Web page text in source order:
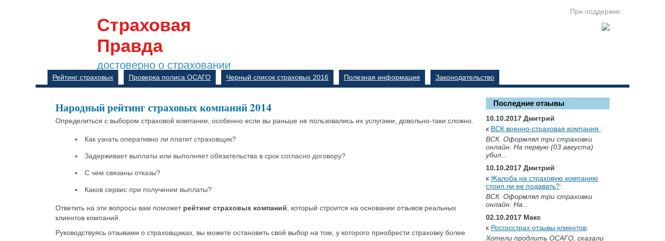
Страховая
Правда
достоверно о страховании
При поддержке:
Рейтинг страховых Проверка полиса ОСАГО Черный список страховых 2016 Полезная информация Законодательство
Последние отзывы
10.10.2017 Дмитрий
к ВСК военно-страховая компания :
ВСК. Оформлял три страховки
онлайн. На первую (03 августа)
убил...
10.10.2017 Дмитрий
к Жалоба на страховую компанию
стоил ли ее подавать?:
ВСК. Оформлял три страховки
онлайн. На...
02.10.2017 Макс
к Росгосстрах отзывы клиентов:
Хотели продлить ОСАГО, сказали
Народный рейтинг страховых компаний 2014
Определиться с выбором страховой компании, особенно если вы раньше не пользовались их услугами, довольно-таки сложно.
Как узнать оперативно ли платит страховщик?
Задерживает выплаты или выполняет обязательства в срок согласно договору?
С чем связаны отказы?
Каков сервис при получении выплаты?
Ответить на эти вопросы вам поможет рейтинг страховых компаний , который строится на основании отзывов реальных
клиентов компаний.
Руководствуясь отзывами о страховщиках, вы можете остановить свой выбор на том, у которого приобрести страховку более